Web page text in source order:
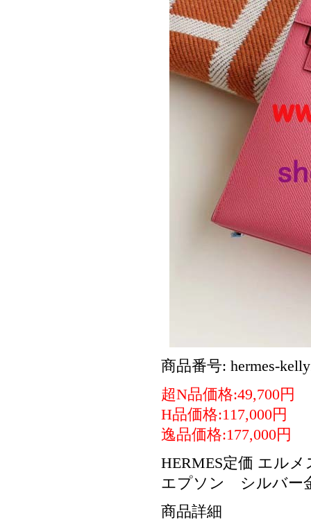
商品番号: hermes-
超N品価格:49,700円
H品価格:117,000円
逸品価格:177,000円
HERMES定価 エル
エプソン シルバー
商品詳細